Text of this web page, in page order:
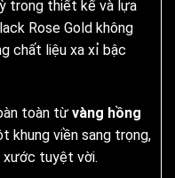
trong thiết kế và lựa
Rose Gold không
chất liệu xa xỉ bậc
toàn từ vàng hồng
khung viền sang trọng,
xước tuyệt vời.